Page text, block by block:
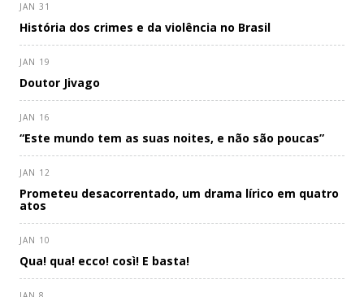
JAN 31
História dos crimes e da violência no Brasil
JAN 19
Doutor Jivago
JAN 16
“Este mundo tem as suas noites, e não são poucas”
JAN 12
Prometeu desacorrentado, um drama lírico em quatro
atos
JAN 10
Qua! qua! ecco! così! E basta!